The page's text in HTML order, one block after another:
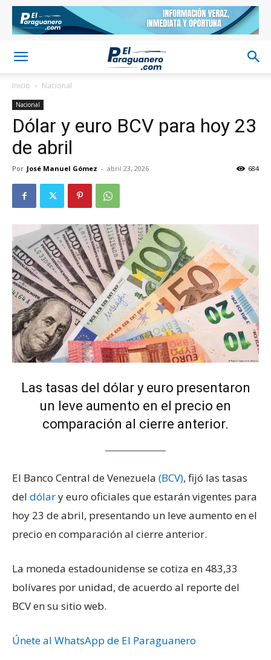
Inicio Nacional
Nacional
Dólar y euro BCV para hoy 23
de abril
Por José Manuel Gómez - abril 23, 2026 684
Las tasas del dólar y euro presentaron
un leve aumento en el precio en
comparación al cierre anterior.
El Banco Central de Venezuela (BCV), fijó las tasas
del dólary euro oficiales que estarán vigentes para
hoy 23 de abril, presentando un leve aumento en el
precio en comparación al cierre anterior.
La moneda estadounidense se cotiza en 483,33
bolívares por unidad, de acuerdo al reporte del
BCV en su sitio web.
Únete al WhatsApp de El Paraguanero